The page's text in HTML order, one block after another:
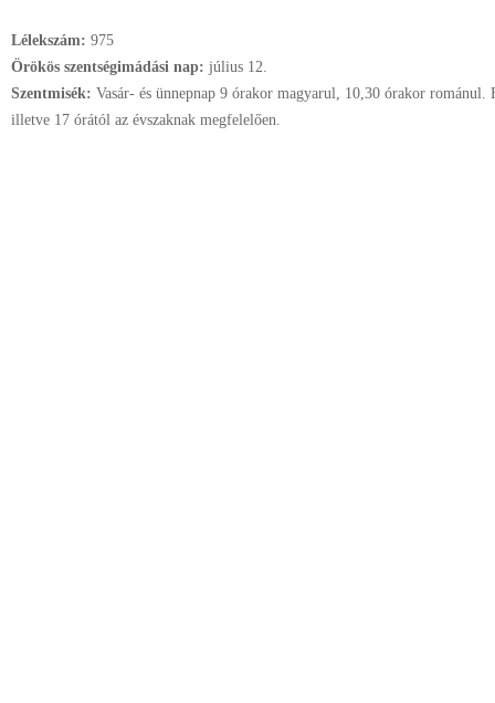
Lélekszám: 975
Örökös szentségimádási nap: július 12.
Szentmisék: Vasár- és ünnepnap 9 órakor magyarul, 10,30 órakor románul.
illetve 17 órától az évszaknak megfelelően.